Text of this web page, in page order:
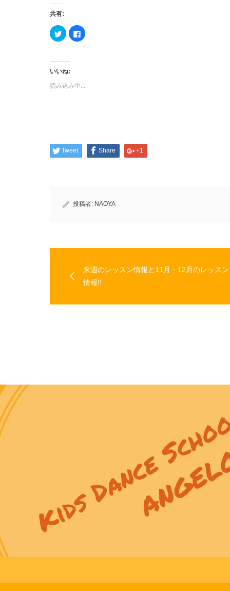
共有:
ク
リ
て
Twitter
で
共
有
で
開
き
Facebook
で
リ
(新
い
き
いいね:
読み込み中...
Tweet Share +1
投稿者: NAOYA
来週のレッスン情報と11月・12月のレッスン
情報!!